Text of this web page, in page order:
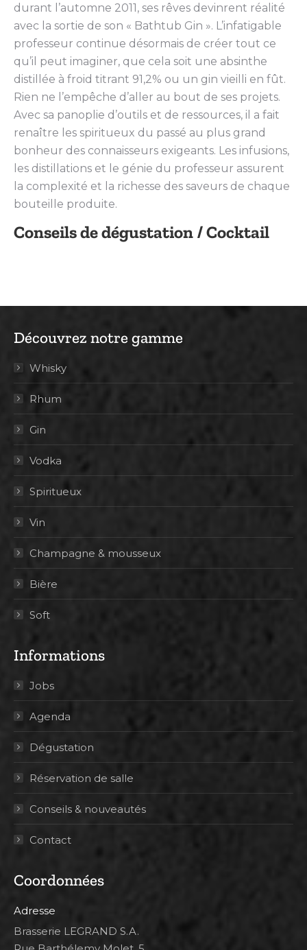
durant l’automne 2011, ses rêves devinrent réalité
avec la sortie de son « Bathtub Gin ». L’infatigable
professeur continue désormais de créer tout ce
qu’il peut imaginer, que cela soit une absinthe
distillée à froid titrant 91,2% ou un gin vieilli en fût.
Rien ne l’empêche d’aller au bout de ses projets.
Avec sa panoplie d’outils et de ressources, il a fait
renaître les spiritueux du passé au plus grand
bonheur des connaisseurs exigeants. Les infusions,
les distillations et le génie du professeur assurent
la complexité et la richesse des saveurs de chaque
bouteille produite.
Conseils de dégustation / Cocktail
Découvrez notre gamme
Whisky
Rhum
Gin
Vodka
Spiritueux
Vin
Champagne & mousseux
Bière
Soft
Informations
Jobs
Agenda
Dégustation
Réservation de salle
Conseils & nouveautés
Contact
Coordonnées
Adresse
Brasserie LEGRAND S.A.